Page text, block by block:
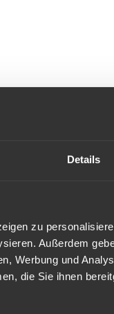
Details
zu
Außerdem
Werbung und
die Sie ihnen
den
im
amSovereign